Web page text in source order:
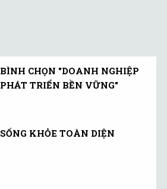
BÌNH CHỌN "DOANH NGHIỆP
PHÁT TRIỂN BỀN VỮNG"
SỐNG KHỎE TOÀN DIỆN